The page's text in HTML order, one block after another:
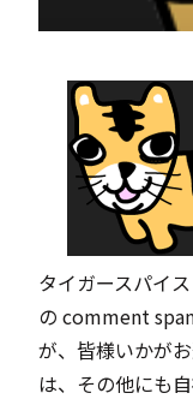
タイガースパイ
の comment
が、皆様いかが
は、その他にも